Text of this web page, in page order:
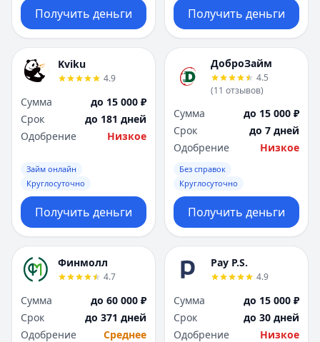
Получить деньги Получить деньги
Kviku
4.9
Сумма
до 15 000 ₽
Срок
до 181 дней
Одобрение
Низкое
Займ онлайн
Круглосуточно
Получить деньги
ДоброЗайм
4.5
(11 отзывов)
Сумма
до 15 000 ₽
Срок
до 7 дней
Одобрение
Низкое
Без справок
Круглосуточно
Получить деньги
Финмолл
4.7
Сумма
до 60 000 ₽
Срок
до 371 дней
Одобрение
Среднее
Pay P.S.
4.9
Сумма
до 15 000 ₽
Срок
до 30 дней
Одобрение
Низкое